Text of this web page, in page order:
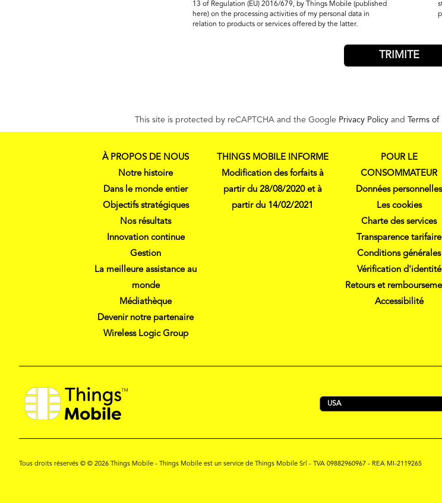
13 of Regulation (EU) 2016/679, by Things Mobile (published
here) on the processing activities of my personal data in
relation to products or services offered by the latter.
This site is protected by reCAPTCHA and the Google Privacy Policy and Terms
À PROPOS DE NOUS
Notre histoire
Dans le monde entier
Objectifs stratégiques
Nos résultats
Innovation continue
Gestion
La meilleure assistance au
monde
Médiathèque
Devenir notre partenaire
Wireless Logic Group
THINGS MOBILE INFORME
Modification des forfaits à
partir du 28/08/2020 et à
partir du 14/02/2021
POUR LE
CONSOMMATEUR
Données personnelles
Les cookies
Charte des services
Transparence tarifaire
Conditions générales
Vérification d'identité
Retours et
Accessibilité
Tous droits réservés © © 2026 Things Mobile - Things Mobile est un service de Things Mobile Srl - TVA 09882960967 - REA MI-2119265